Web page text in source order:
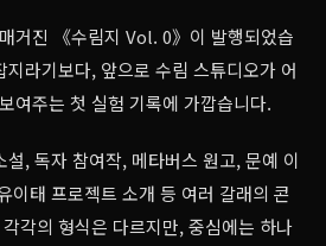
거진 《수림지 Vol. 0》이 발행되었습
라기보다, 앞으로 수림 스튜디오가 어
여주는 첫 실험 기록에 가깝습니다.
설, 독자 참여작, 메타버스 원고, 문예 이
이태 프로젝트 소개 등 여러 갈래의 콘
각의 형식은 다르지만, 중심에는 하나